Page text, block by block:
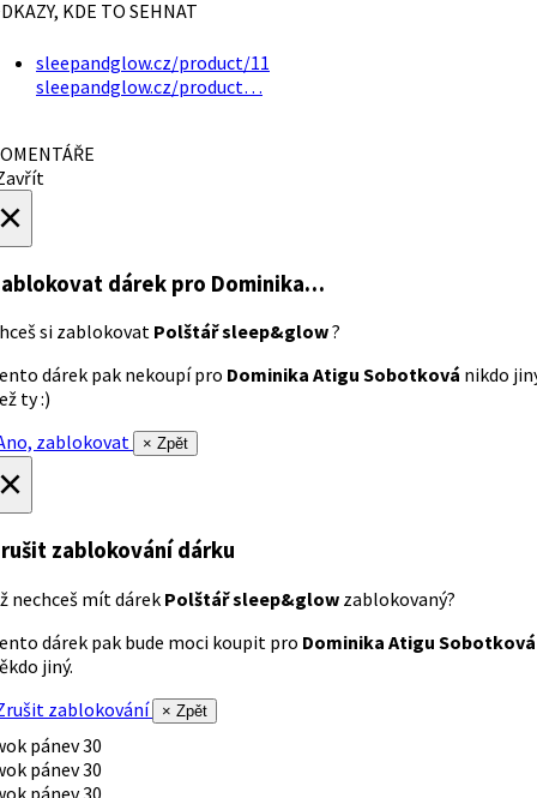
KDE TO SEHNAT
sleepandglow.cz/product/11
sleepandglow.cz/product…
dárek pro Dominika…
si zablokovat Polštář sleep&glow?
dárek pak nekoupí pro Dominika Atigu Sobotková nikdo
ty :)
zablokovat
× Zpět
zablokování dárku
nechceš mít dárek Polštář sleep&glow zablokovaný?
dárek pak bude moci koupit pro Dominika Atigu Sobotková
jiný.
zablokování
× Zpět